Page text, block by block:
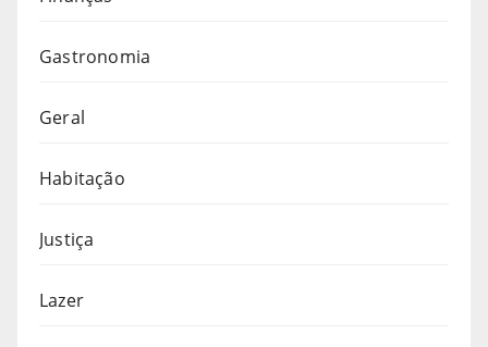
Gastronomia
Geral
Habitação
Justiça
Lazer